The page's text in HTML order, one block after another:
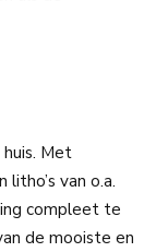
Met
van o.a.
compleet te
de mooiste en